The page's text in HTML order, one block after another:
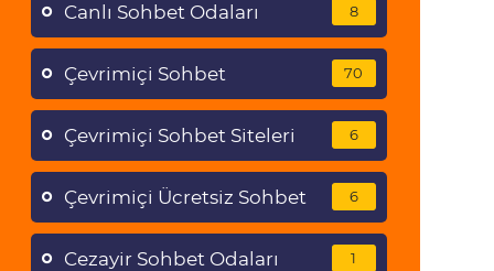
Canlı Sohbet Odaları 8
Çevrimiçi Sohbet 70
Çevrimiçi Sohbet Siteleri 6
Çevrimiçi Ücretsiz Sohbet 6
Cezayir Sohbet Odaları 1